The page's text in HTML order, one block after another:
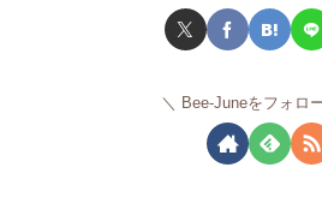
Bee-Juneをフォロ